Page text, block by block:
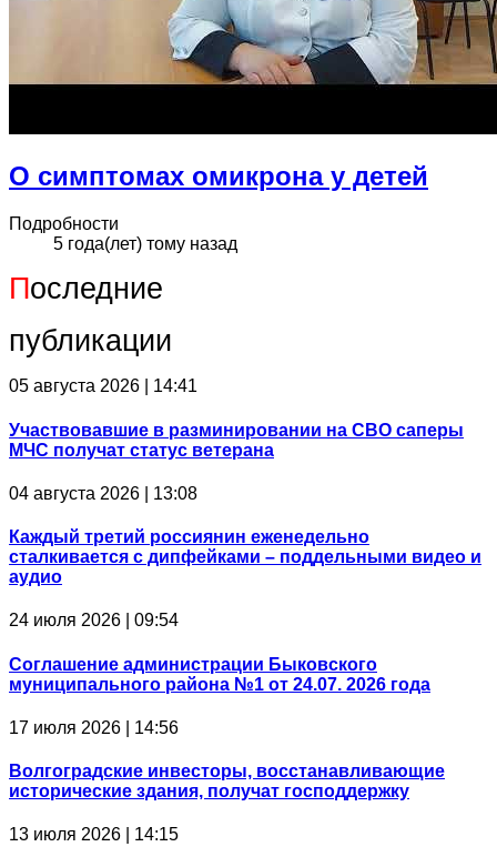
О симптомах омикрона у детей
Подробности
5 года(лет) тому назад
Последние
публикации
05 августа 2026 | 14:41
Участвовавшие в разминировании на СВО саперы
МЧС получат статус ветерана
04 августа 2026 | 13:08
Каждый третий россиянин еженедельно
сталкивается с дипфейками – поддельными видео и
аудио
24 июля 2026 | 09:54
Соглашение администрации Быковского
муниципального района №1 от 24.07. 2026 года
17 июля 2026 | 14:56
Волгоградские инвесторы, восстанавливающие
исторические здания, получат господдержку
13 июля 2026 | 14:15